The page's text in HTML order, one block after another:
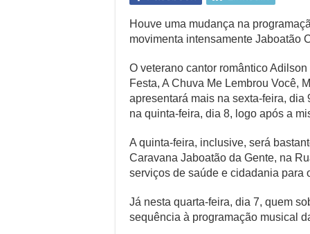
Houve uma mudança na
movimenta intensamente Jaboatão
O veterano cantor romântico
Festa, A Chuva Me Lembrou Você,
apresentará mais na sexta-feira,
na quinta-feira, dia 8, logo após a
A quinta-feira, inclusive, será
Caravana Jaboatão da Gente, na
serviços de saúde e cidadania para
Já nesta quarta-feira, dia 7, quem
sequência à programação musical